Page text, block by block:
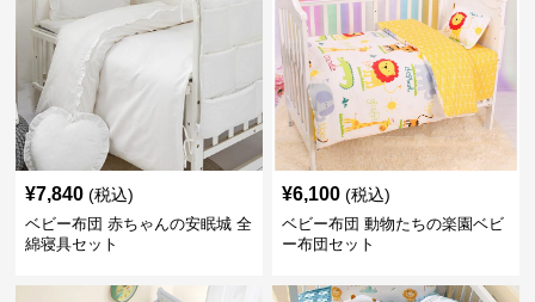
¥7,840 (税込)
ベビー布団 赤ちゃんの安眠城 全
綿寝具セット
¥6,100 (税込)
ベビー布団 動物たちの楽園ベビ
ー布団セット